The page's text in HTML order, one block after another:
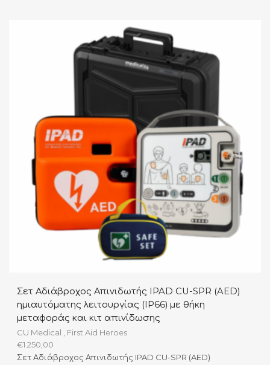
Σετ Αδιάβροχος Απινιδωτής IPAD CU-SPR (AED)
ημιαυτόματης λειτουργίας (IP66) με θήκη
μεταφοράς και κιτ απινίδωσης
CU Medical
First Aid Heroes
€1.250,00
Σετ Αδιάβροχος Απινιδωτής IPAD CU-SPR (AED)